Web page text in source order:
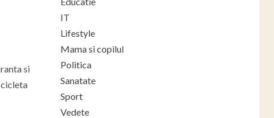
si
IT
Lifestyle
Mama si copilul
Politica
Sanatate
Sport
Vedete